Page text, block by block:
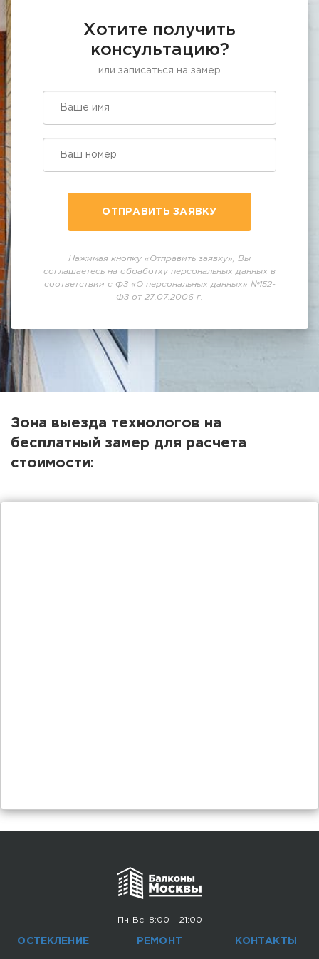
Хотите получить
консультацию?
или записаться на замер
ОТПРАВИТЬ ЗАЯВКУ
Нажимая кнопку «Отправить заявку», Вы
соглашаетесь на обработку персональных данных в
соответствии с ФЗ «О персональных данных» №152-
ФЗ от 27.07.2006 г.
Зона выезда технологов на
бесплатный замер для расчета
стоимости:
Пн-Вс: 8:00 - 21:00
ОСТЕКЛЕНИЕ РЕМОНТ КОНТАКТЫ